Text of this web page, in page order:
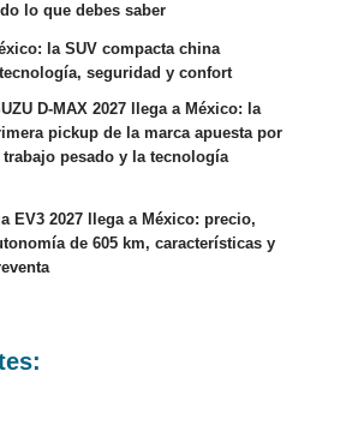
lo que debes saber
la SUV compacta china
seguridad y confort
D-MAX 2027 llega a México: la
pickup de la marca apuesta por
trabajo pesado y la tecnología
EV3 2027 llega a México: precio,
de 605 km, características y